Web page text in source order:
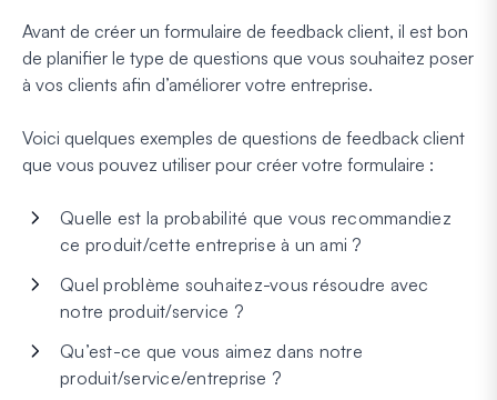
Avant de créer un formulaire de feedback client, il est bon
de planifier le type de questions que vous souhaitez poser
à vos clients afin d’améliorer votre entreprise.
Voici quelques exemples de questions de feedback client
que vous pouvez utiliser pour créer votre formulaire :
Quelle est la probabilité que vous recommandiez
ce produit/cette entreprise à un ami ?
Quel problème souhaitez-vous résoudre avec
notre produit/service ?
Qu’est-ce que vous aimez dans notre
produit/service/entreprise ?